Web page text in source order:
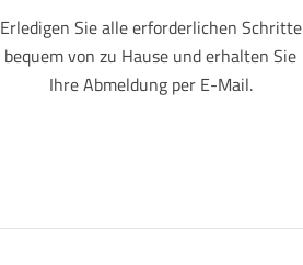
Erledigen Sie alle erforderlichen Schritte
bequem von zu Hause und erhalten Sie
Ihre Abmeldung per E-Mail.